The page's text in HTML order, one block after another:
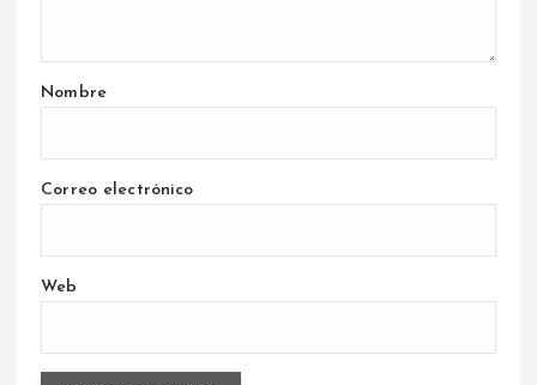
Nombre
Correo electrónico
Web